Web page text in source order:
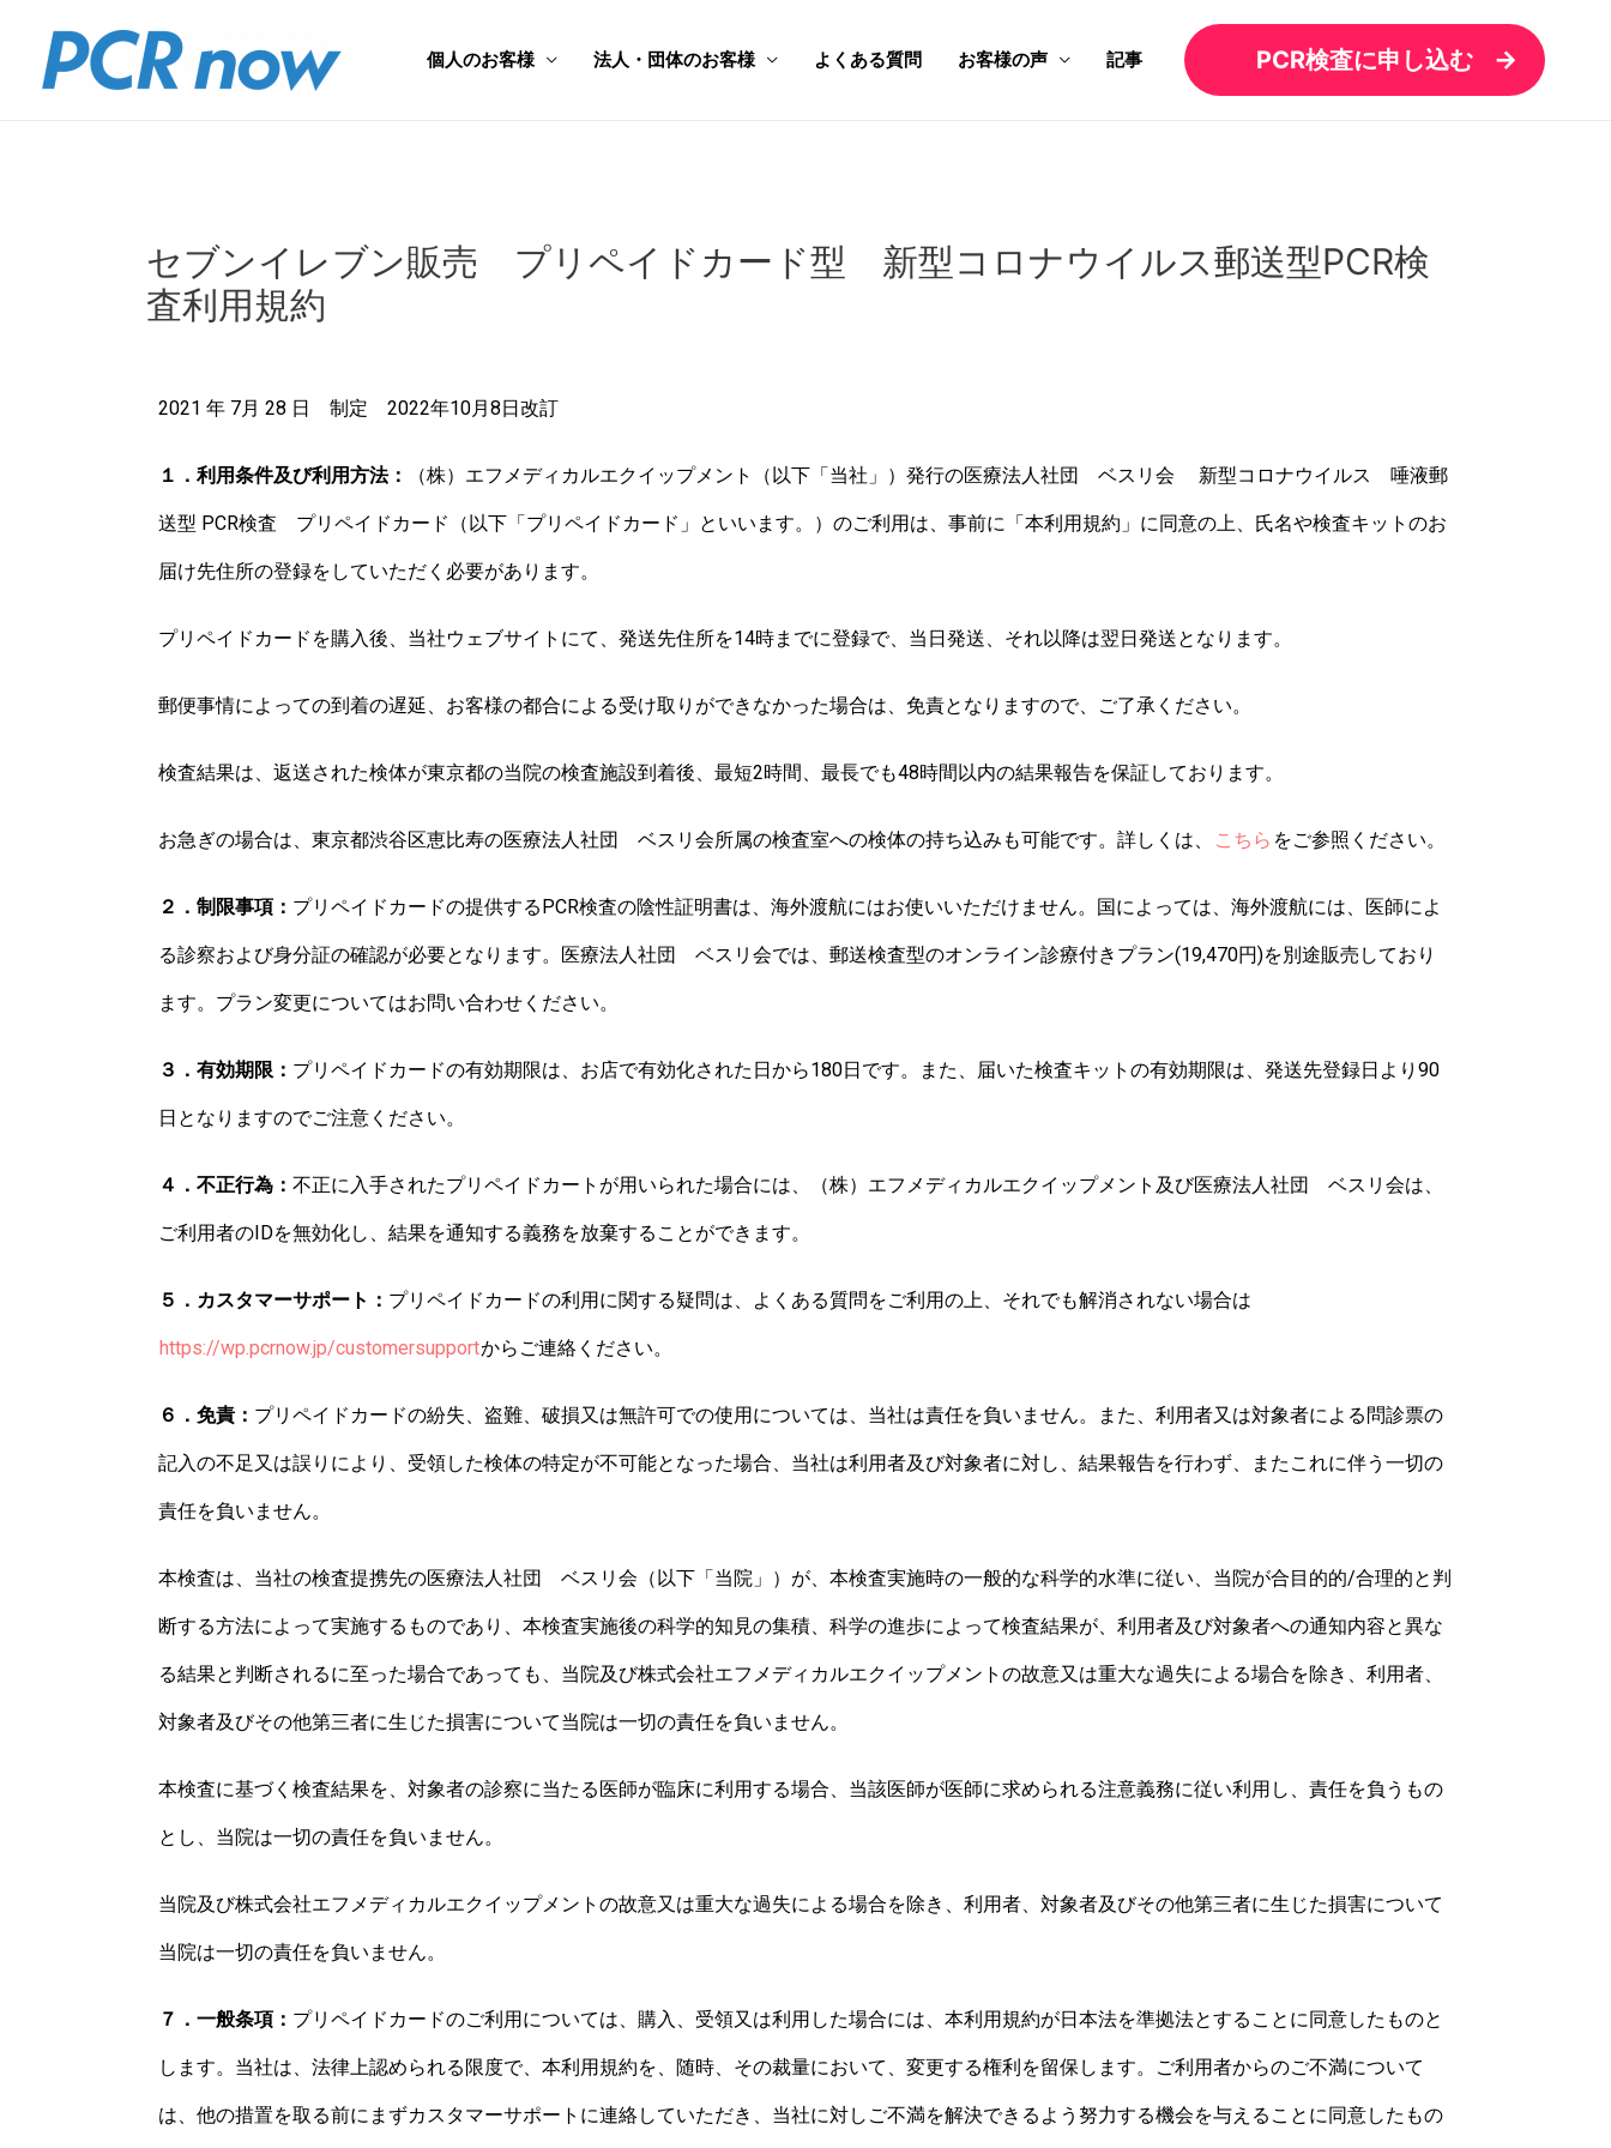
個人のお客様 法人・団体のお客様 よくある質問 お客様の声 記事 PCR検査に申し込む
セブンイレブン販売 プリペイドカード型 新型コロナウイルス郵送型PCR検
査利用規約
2021 年 7月 28 日 制定 2022年10月8日改訂
１．利用条件及び利用方法： （株）エフメディカルエクイップメント（以下「当社」）発行の医療法人社団 ベスリ会 新型コロナウイルス 唾液郵
送型 PCR検査 プリペイドカード（以下「プリペイドカード」といいます。）のご利用は、事前に「本利用規約」に同意の上、氏名や検査キットのお
届け先住所の登録をしていただく必要があります。
プリペイドカードを購入後、当社ウェブサイトにて、発送先住所を14時までに登録で、当日発送、それ以降は翌日発送となります。
郵便事情によっての到着の遅延、お客様の都合による受け取りができなかった場合は、免責となりますので、ご了承ください。
検査結果は、返送された検体が東京都の当院の検査施設到着後、最短2時間、最長でも48時間以内の結果報告を保証しております。
お急ぎの場合は、東京都渋谷区恵比寿の医療法人社団 ベスリ会所属の検査室への検体の持ち込みも可能です。詳しくは、 こちら をご参照ください。
２．制限事項： プリペイドカードの提供するPCR検査の陰性証明書は、海外渡航にはお使いいただけません。国によっては、海外渡航には、医師によ
る診察および身分証の確認が必要となります。医療法人社団 ベスリ会では、郵送検査型のオンライン診療付きプラン(19,470円)を別途販売しており
ます。プラン変更についてはお問い合わせください。
３．有効期限： プリペイドカードの有効期限は、お店で有効化された日から180日です。また、届いた検査キットの有効期限は、発送先登録日より90
日となりますのでご注意ください。
４．不正行為： 不正に入手されたプリペイドカートが用いられた場合には、（株）エフメディカルエクイップメント及び医療法人社団 ベスリ会は、
ご利用者のIDを無効化し、結果を通知する義務を放棄することができます。
５．カスタマーサポート： プリペイドカードの利用に関する疑問は、よくある質問をご利用の上、それでも解消されない場合は
https://wp.pcrnow.jp/customersupportからご連絡ください。
６．免責： プリペイドカードの紛失、盗難、破損又は無許可での使用については、当社は責任を負いません。また、利用者又は対象者による問診票の
記入の不足又は誤りにより、受領した検体の特定が不可能となった場合、当社は利用者及び対象者に対し、結果報告を行わず、またこれに伴う一切の
責任を負いません。
本検査は、当社の検査提携先の医療法人社団 ベスリ会 （以下「当院」）が、本検査実施時の一般的な科学的水準に従い、当院が合目的的/合理的と判
断する方法によって実施するものであり、本検査実施後の科学的知見の集積、科学の進歩によって検査結果が、利用者及び対象者への通知内容と異な
る結果と判断されるに至った場合であっても、当院及び株式会社エフメディカルエクイップメントの故意又は重大な過失による場合を除き、利用者、
対象者及びその他第三者に生じた損害について当院は一切の責任を負いません。
本検査に基づく検査結果を、対象者の診察に当たる医師が臨床に利用する場合、当該医師が医師に求められる注意義務に従い利用し、責任を負うもの
とし、当院は一切の責任を負いません。
当院及び株式会社エフメディカルエクイップメント の故意又は重大な過失による場合を除き、利用者、対象者及びその他第三者に生じた損害について
当院は一切の責任を負いません。
７．一般条項： プリペイドカードのご利用については、購入、受領又は利用した場合には、本利用規約が日本法を準拠法とすることに同意したものと
します。当社は、法律上認められる限度で、本利用規約を、随時、その裁量において、変更する権利を留保します。ご利用者からのご不満について
は、他の措置を取る前にまずカスタマーサポートに連絡していただき、当社に対しご不満を解決できるよう努力する機会を与えることに同意したもの